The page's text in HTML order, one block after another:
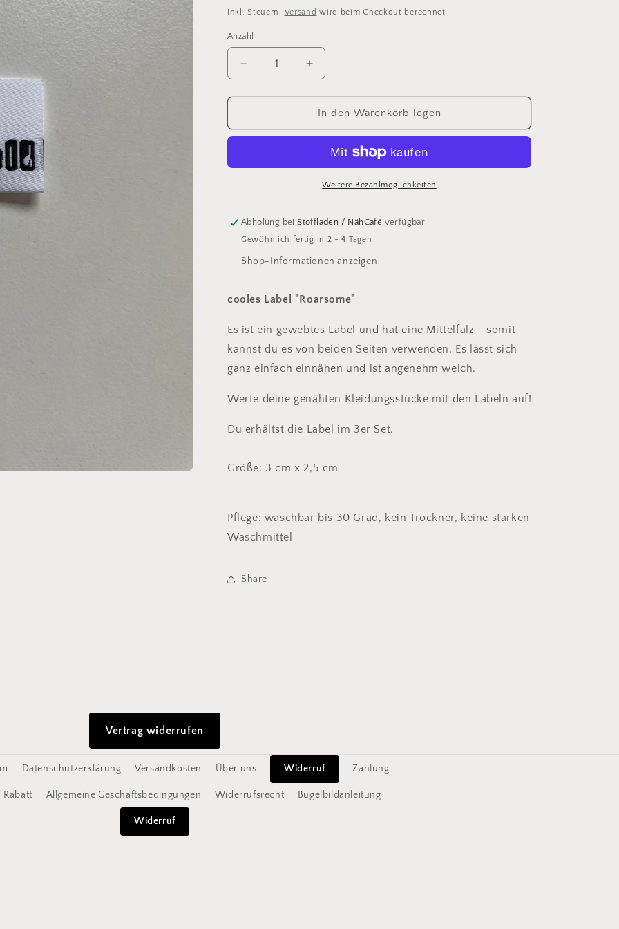
Preis
Inkl. Steuern. Versand wird beim Checkout berechnet
Anzahl
Verringere
die
Menge
Superheld
Erhöhe
die
Menge
für
Superheld
In den Warenkorb legen
Weitere Bezahlmöglichkeiten
Abholung beiStoffladen / NähCafé verfügbar
Gewöhnlich fertig in 2 - 4 Tagen
Shop-Informationen anzeigen
cooles Label "Roarsome"
Es ist ein gewebtes Label und hat eine Mittelfalz - somit
kannst du es von beiden Seiten verwenden. Es lässt sich
ganz einfach einnähen und ist angenehm weich.
Werte deine genähten Kleidungsstücke mit den Labeln auf!
Du erhältst die Label im 3er Set.
Größe: 3 cm x 2,5 cm
Pflege: waschbar bis 30 Grad, kein Trockner, keine starken
Waschmittel
Share
Vertrag widerrufen
Datenschutzerklärung Versandkosten Über uns Widerruf Zahlung
Rabatt Allgemeine Geschäftsbedingungen Widerrufsrecht Bügelbildanleitung
Widerruf